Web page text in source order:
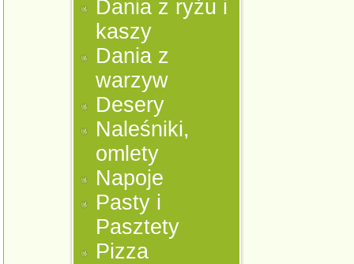
Dania z ryżu i
kaszy
Dania z
warzyw
Desery
Naleśniki,
omlety
Napoje
Pasty i
Pasztety
Pizza